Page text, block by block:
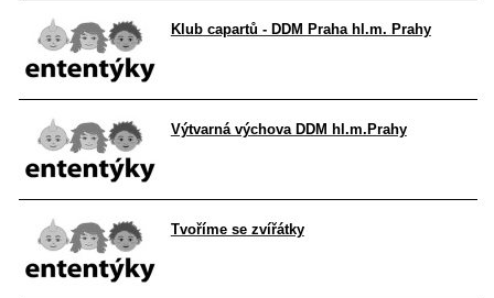
Klub capartů - DDM Praha hl.m. Prahy
Výtvarná výchova DDM hl.m.Prahy
Tvoříme se zvířátky